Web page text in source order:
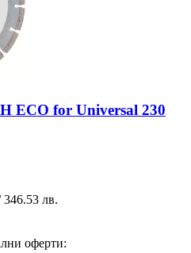
ECO for Universal 230
346.53 лв.
оферти: